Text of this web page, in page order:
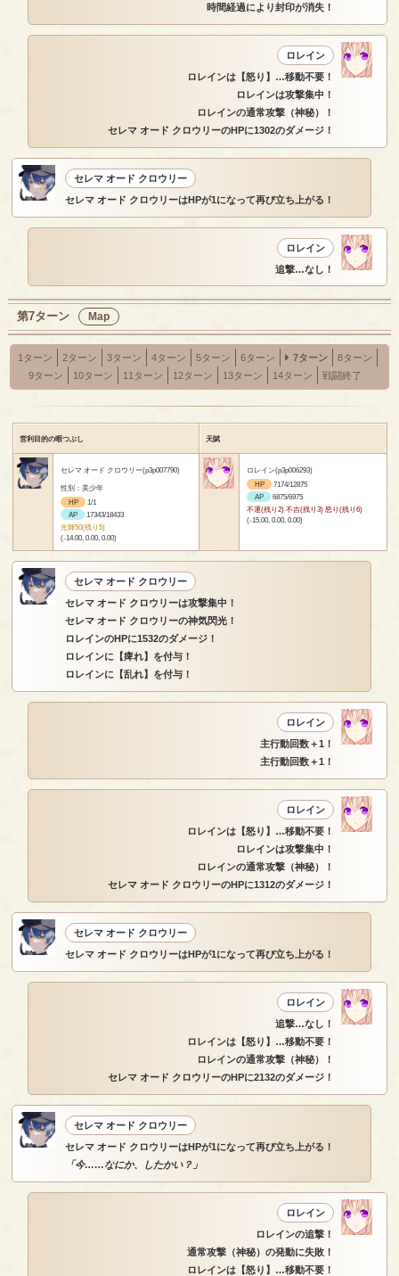
時間経過により封印が消失！
ロレイン
ロレインは【怒り】…移動不要！
ロレインは攻撃集中！
ロレインの通常攻撃（神秘）！
セレマ オード クロウリーのHPに1302のダメージ！
セレマ オード クロウリー
セレマ オード クロウリーはHPが1になって再び立ち上がる！
ロレイン
追撃…なし！
第7ターン Map
1ターン 2ターン 3ターン 4ターン 5ターン 6ターン 7ターン
8ターン
9ターン
10ターン 11ターン 12ターン 13ターン 14ターン 戦闘終了
営利目的の暇つぶし 天賦
セレマ オード クロウリー(p3p007790)
性別：美少年
HP
1/1
AP
17343/18433
光輝50(残り5)
(-14.00, 0.00, 0.00)
ロレイン(p3p006293)
HP
7174/12875
AP
6875/6975
不運(残り2) 不吉(残り3) 怒り(残り6)
(-15.00, 0.00, 0.00)
セレマ オード クロウリー
セレマ オード クロウリーは攻撃集中！
セレマ オード クロウリーの神気閃光！
ロレインのHPに1532のダメージ！
ロレインに【痺れ】を付与！
ロレインに【乱れ】を付与！
ロレイン
主行動回数＋1！
主行動回数＋1！
ロレイン
ロレインは【怒り】…移動不要！
ロレインは攻撃集中！
ロレインの通常攻撃（神秘）！
セレマ オード クロウリーのHPに1312のダメージ！
セレマ オード クロウリー
セレマ オード クロウリーはHPが1になって再び立ち上がる！
ロレイン
追撃…なし！
ロレインは【怒り】…移動不要！
ロレインの通常攻撃（神秘）！
セレマ オード クロウリーのHPに2132のダメージ！
セレマ オード クロウリー
セレマ オード クロウリーはHPが1になって再び立ち上がる！
「今……なにか、したかい？」
ロレイン
ロレインの追撃！
通常攻撃（神秘）の発動に失敗！
ロレインは【怒り】…移動不要！